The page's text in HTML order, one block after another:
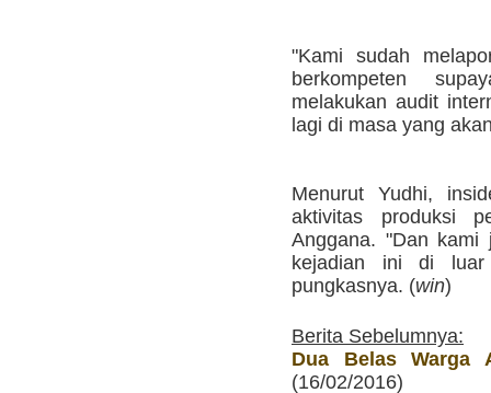
"Kami sudah
berkompeten
melakukan audit
lagi di masa yang
Menurut Yudhi,
aktivitas produksi
Anggana. "Dan kami
kejadian ini di luar
pungkasnya. (win)
Berita Sebelumnya:
Dua Belas Warga
(16/02/2016)